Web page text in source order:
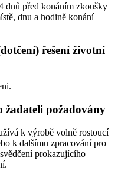
dnů před konáním zkoušky
dnu a hodině konání
řešení životní
žadateli požadovány
k výrobě volně rostoucí
k dalšímu zpracování pro
prokazujícího